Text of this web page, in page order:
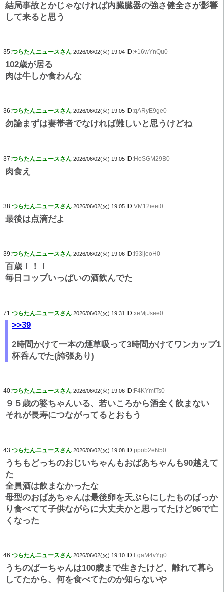
結局事故とかじゃなければ内臓臓器の強さ健全さが影響
して来ると思う
35:つらたんニュースさん 2026/06/02(火) 19:04 ID:+16wYnQu0
102歳が居る
肉は牛しか食わんな
36:つらたんニュースさん 2026/06/02(火) 19:05 ID:qARyE9ge0
勿論まずは妻帯者でなければ難しいと思うけどね
37:つらたんニュースさん 2026/06/02(火) 19:05 ID:HoSGM29B0
肉食え
38:つらたんニュースさん 2026/06/02(火) 19:05 ID:VM12ieet0
最後は点滴だよ
39:つらたんニュースさん 2026/06/02(火) 19:06 ID: I93ljeoH0
百歳！！！
毎日コップいっぱいの酒飲んでた
71:つらたんニュースさん 2026/06/02(火) 19:31 ID:xeMjJsee0
>>39
2時間かけて一本の煙草吸って3時間かけてワンカップ1
杯呑んでた(誇張あり)
40:つらたんニュースさん 2026/06/02(火) 19:06 ID:F4KYmtTs0
９５歳の婆ちゃんいる、若いころから酒全く飲まない
それが長寿につながってるとおもう
43:つらたんニュースさん 2026/06/02(火) 19:08 ID:ppob2eN50
うちもどっちのおじいちゃんもおばあちゃんも90越えて
た
全員酒は飲まなかったな
母型のおばあちゃんは最後卵を天ぷらにしたものばっか
り食べてて子供ながらに大丈夫かと思ってたけど96で亡
くなった
46:つらたんニュースさん 2026/06/02(火) 19:10 ID:FgaM4vYg0
うちのばーちゃんは100歳まで生きたけど、離れて暮ら
してたから、何を食べてたのか知らないや